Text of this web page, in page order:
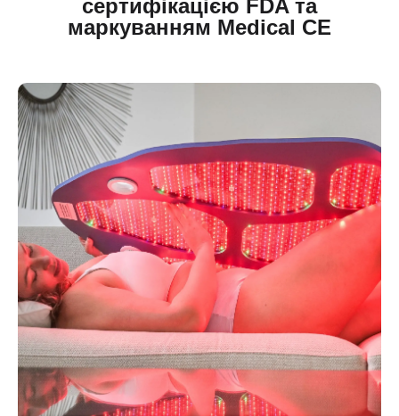
сертифікацією FDA та
маркуванням Medical CE